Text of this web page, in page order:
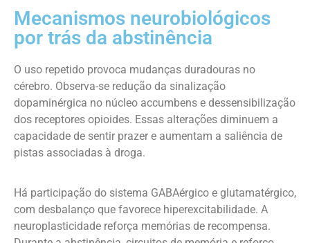
Mecanismos neurobiológicos
por trás da abstinência
O uso repetido provoca mudanças duradouras no
cérebro. Observa-se redução da sinalização
dopaminérgica no núcleo accumbens e dessensibilização
dos receptores opioides. Essas alterações diminuem a
capacidade de sentir prazer e aumentam a saliência de
pistas associadas à droga.
Há participação do sistema GABAérgico e glutamatérgico,
com desbalanço que favorece hiperexcitabilidade. A
neuroplasticidade reforça memórias de recompensa.